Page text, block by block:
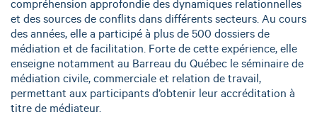
compréhension approfondie des dynamiques relationnelles
et des sources de conflits dans différents secteurs. Au cours
des années, elle a participé à plus de 500 dossiers de
médiation et de facilitation. Forte de cette expérience, elle
enseigne notamment au Barreau du Québec le séminaire de
médiation civile, commerciale et relation de travail,
permettant aux participants d’obtenir leur accréditation à
titre de médiateur.